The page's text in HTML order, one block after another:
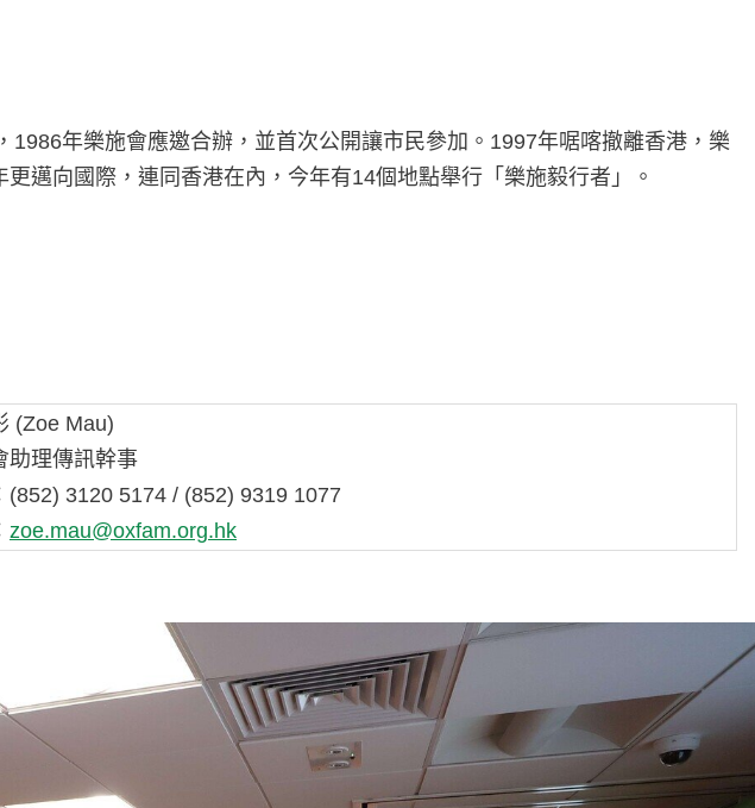
年樂施會應邀合辦，並首次公開讓市民參加。1997年啹喀撤離香港，樂
邁向國際，連同香港在內，今年有14個地點舉行「樂施毅行者」。
(Zoe Mau)
助理傳訊幹事
(852) 3120 5174 / (852) 9319 1077
zoe.mau@oxfam.org.hk